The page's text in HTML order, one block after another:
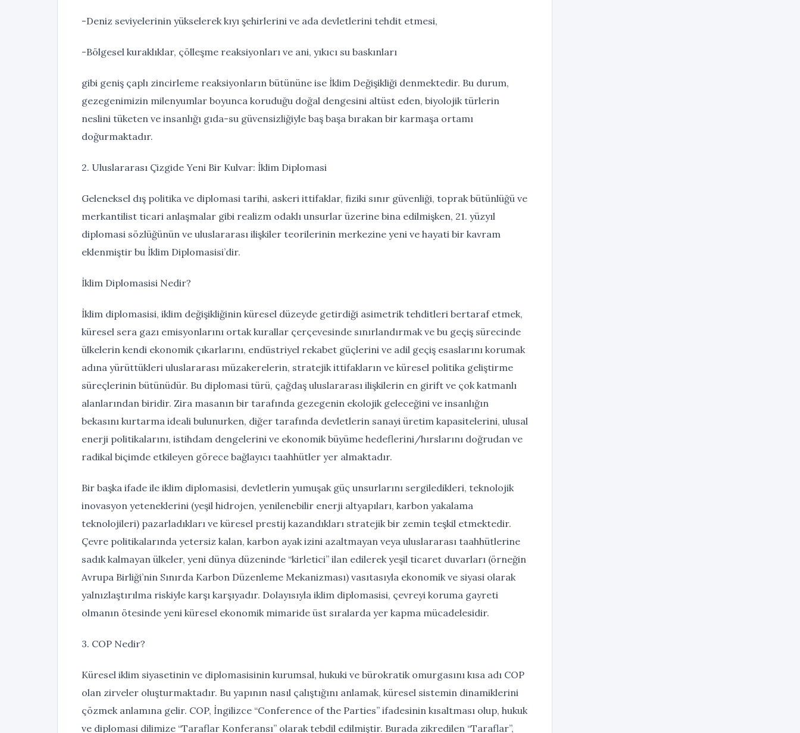
-Deniz seviyelerinin yükselerek kıyı şehirlerini ve ada devletlerini tehdit etmesi,
-Bölgesel kuraklıklar, çölleşme reaksiyonları ve ani, yıkıcı su baskınları
gibi geniş çaplı zincirleme reaksiyonların bütününe ise İklim Değişikliği denmektedir. Bu durum,
gezegenimizin milenyumlar boyunca koruduğu doğal dengesini altüst eden, biyolojik türlerin
neslini tüketen ve insanlığı gıda-su güvensizliğiyle baş başa bırakan bir karmaşa ortamı
doğurmaktadır.
2. Uluslararası Çizgide Yeni Bir Kulvar: İklim Diplomasi
Geleneksel dış politika ve diplomasi tarihi, askeri ittifaklar, fiziki sınır güvenliği, toprak bütünlüğü ve
merkantilist ticari anlaşmalar gibi realizm odaklı unsurlar üzerine bina edilmişken, 21. yüzyıl
diplomasi sözlüğünün ve uluslararası ilişkiler teorilerinin merkezine yeni ve hayati bir kavram
eklenmiştir bu İklim Diplomasisi’dir.
İklim Diplomasisi Nedir?
İklim diplomasisi, iklim değişikliğinin küresel düzeyde getirdiği asimetrik tehditleri bertaraf etmek,
küresel sera gazı emisyonlarını ortak kurallar çerçevesinde sınırlandırmak ve bu geçiş sürecinde
ülkelerin kendi ekonomik çıkarlarını, endüstriyel rekabet güçlerini ve adil geçiş esaslarını korumak
adına yürüttükleri uluslararası müzakerelerin, stratejik ittifakların ve küresel politika geliştirme
süreçlerinin bütünüdür. Bu diplomasi türü, çağdaş uluslararası ilişkilerin en girift ve çok katmanlı
alanlarından biridir. Zira masanın bir tarafında gezegenin ekolojik geleceğini ve insanlığın
bekasını kurtarma ideali bulunurken, diğer tarafında devletlerin sanayi üretim kapasitelerini, ulusal
enerji politikalarını, istihdam dengelerini ve ekonomik büyüme hedeflerini/hırslarını doğrudan ve
radikal biçimde etkileyen görece bağlayıcı taahhütler yer almaktadır.
Bir başka ifade ile iklim diplomasisi, devletlerin yumuşak güç unsurlarını sergiledikleri, teknolojik
inovasyon yeteneklerini (yeşil hidrojen, yenilenebilir enerji altyapıları, karbon yakalama
teknolojileri) pazarladıkları ve küresel prestij kazandıkları stratejik bir zemin teşkil etmektedir.
Çevre politikalarında yetersiz kalan, karbon ayak izini azaltmayan veya uluslararası taahhütlerine
sadık kalmayan ülkeler, yeni dünya düzeninde “kirletici” ilan edilerek yeşil ticaret duvarları (örneğin
Avrupa Birliği’nin Sınırda Karbon Düzenleme Mekanizması) vasıtasıyla ekonomik ve siyasi olarak
yalnızlaştırılma riskiyle karşı karşıyadır. Dolayısıyla iklim diplomasisi, çevreyi koruma gayreti
olmanın ötesinde yeni küresel ekonomik mimaride üst sıralarda yer kapma mücadelesidir.
3. COP Nedir?
Küresel iklim siyasetinin ve diplomasisinin kurumsal, hukuki ve bürokratik omurgasını kısa adı COP
olan zirveler oluşturmaktadır. Bu yapının nasıl çalıştığını anlamak, küresel sistemin dinamiklerini
çözmek anlamına gelir. COP, İngilizce “Conference of the Parties” ifadesinin kısaltması olup, hukuk
ve diplomasi dilimize “Taraflar Konferansı” olarak tebdil edilmiştir. Burada zikredilen “Taraflar”,